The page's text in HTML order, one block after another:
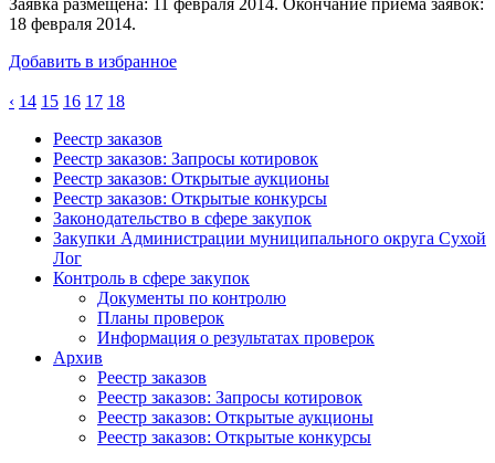
18 февраля 2014.
Добавить в избранное
‹ 14 15 16 17 18
Реестр заказов
Реестр заказов: Запросы котировок
Реестр заказов: Открытые аукционы
Реестр заказов: Открытые конкурсы
Законодательство в сфере закупок
Закупки Администрации муниципального округа Сухой
Лог
Контроль в сфере закупок
Документы по контролю
Планы проверок
Информация о результатах проверок
Архив
Реестр заказов
Реестр заказов: Запросы котировок
Реестр заказов: Открытые аукционы
Реестр заказов: Открытые конкурсы